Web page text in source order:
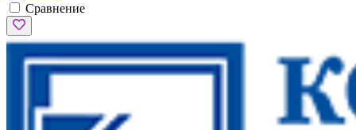
Сравнение